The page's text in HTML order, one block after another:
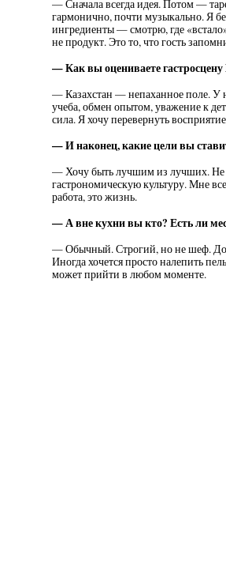
— Сначала всегда идея. Потом —
гармонично, почти музыкально. Я
ингредиенты — смотрю, где
не продукт. Это то, что гость
— Как вы оцениваете
— Казахстан — непаханное поле. У
учеба, обмен опытом, уважение к
сила. Я хочу перевернуть
— И наконец, какие цели вы
— Хочу быть лучшим из лучших. Не
гастрономическую культуру. Мне
работа, это жизнь.
— А вне кухни вы кто? Есть ли
— Обычный. Строгий, но не шеф.
Иногда хочется просто налепить
может прийти в любом моменте.